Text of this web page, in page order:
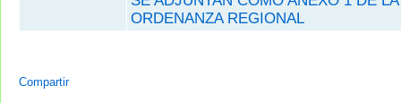
ORDENANZA REGIONAL
Compartir